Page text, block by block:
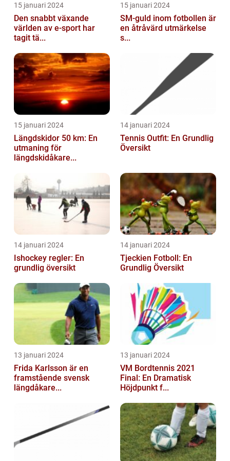
15 januari 2024
Den snabbt växande
världen av e-sport har
tagit tä...
15 januari 2024
SM-guld inom fotbollen är
en åtråvärd utmärkelse
s...
15 januari 2024
Längdskidor 50 km: En
utmaning för
längdskidåkare...
14 januari 2024
Tennis Outfit: En Grundlig
Översikt
14 januari 2024
Ishockey regler: En
grundlig översikt
14 januari 2024
Tjeckien Fotboll: En
Grundlig Översikt
13 januari 2024
Frida Karlsson är en
framstående svensk
längdåkare...
13 januari 2024
VM Bordtennis 2021
Final: En Dramatisk
Höjdpunkt f...